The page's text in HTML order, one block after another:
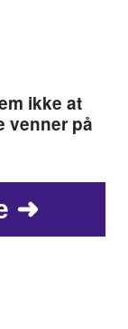
ikke at
venner på
➜